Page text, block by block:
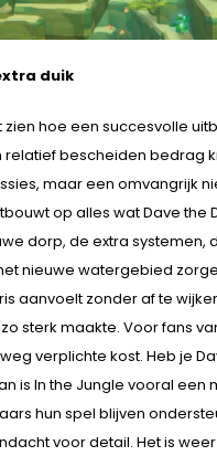
duik
zien hoe een succesvolle
relatief bescheiden bedrag
maar een omvangrijk
op alles wat Dave the
dorp, de extra systemen,
nieuwe watergebied
aanvoelt zonder af te
sterk maakte. Voor fans
verplichte kost. Heb je
is In the Jungle vooral een
hun spel blijven
voor detail. Het is